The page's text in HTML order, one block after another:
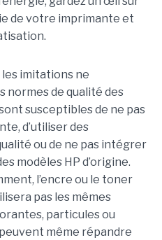
de votre imprimante et
les imitations ne
normes de qualité des
susceptibles de ne pas
d’utiliser des
ou de ne pas intégrer
modèles HP d’origine.
l’encre ou le toner
pas les mêmes
particules ou
même répandre